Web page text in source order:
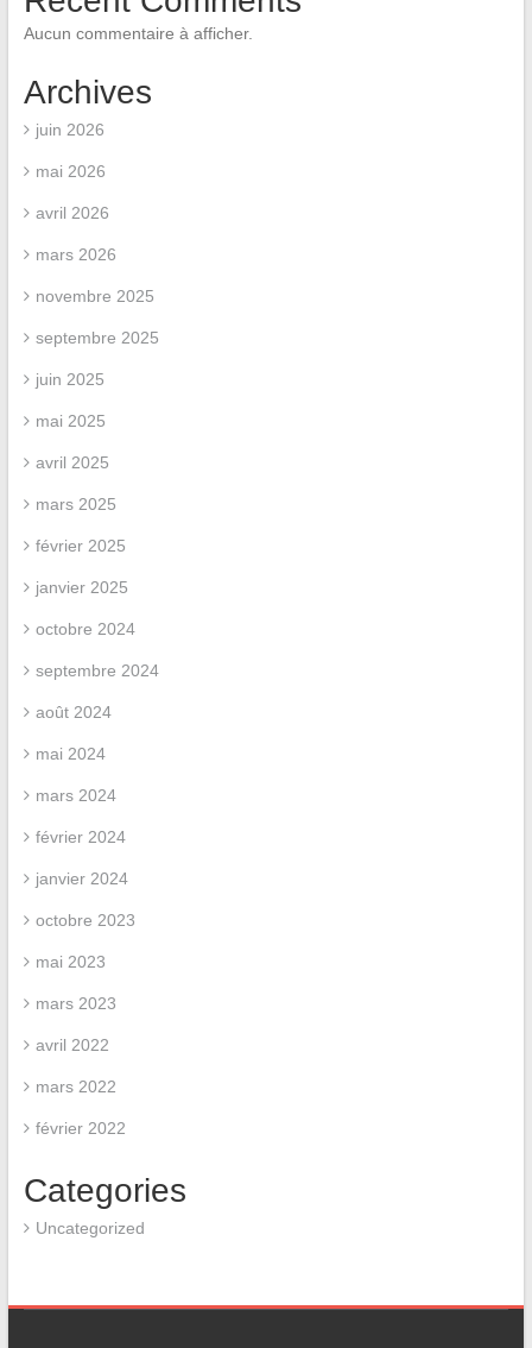
Aucun commentaire à afficher.
Archives
juin 2026
mai 2026
avril 2026
mars 2026
novembre 2025
septembre 2025
juin 2025
mai 2025
avril 2025
mars 2025
février 2025
janvier 2025
octobre 2024
septembre 2024
août 2024
mai 2024
mars 2024
février 2024
janvier 2024
octobre 2023
mai 2023
mars 2023
avril 2022
mars 2022
février 2022
Categories
Uncategorized